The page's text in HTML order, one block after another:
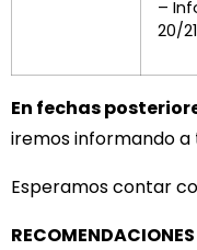
–
20/21
En fechas
iremos informando a
Esperamos contar